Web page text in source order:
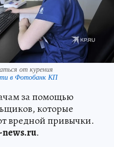
от курения
в Фотобанк КП
за помощью
которые
вредной привычки.
.